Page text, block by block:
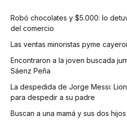
Robó chocolates y $5.000: lo
del comercio
Las ventas minoristas pyme
Encontraron a la joven buscada
Sáenz Peña
La despedida de Jorge Messi:
para despedir a su padre
Buscan a una mamá y sus dos